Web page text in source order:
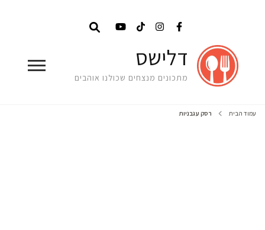
דלישס
מתכונים מנצחים שכולנו אוהבים
עמוד הבית רסק עגבניות